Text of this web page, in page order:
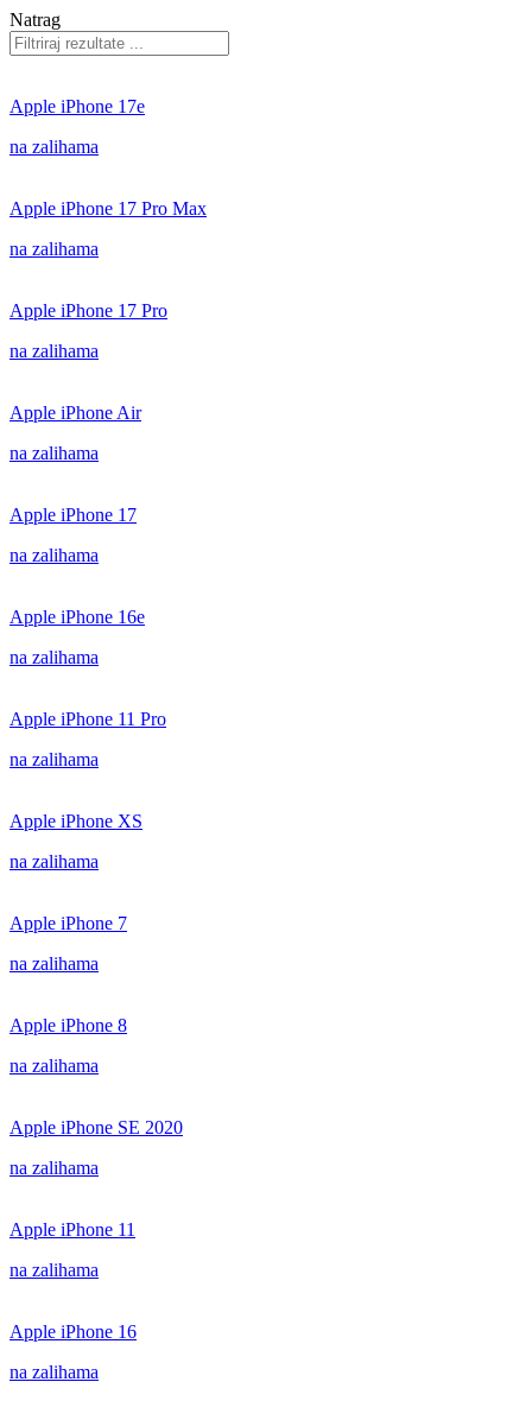
Natrag
Apple iPhone 17e
na zalihama
Apple iPhone 17 Pro Max
na zalihama
Apple iPhone 17 Pro
na zalihama
Apple iPhone Air
na zalihama
Apple iPhone 17
na zalihama
Apple iPhone 16e
na zalihama
Apple iPhone 11 Pro
na zalihama
Apple iPhone XS
na zalihama
Apple iPhone 7
na zalihama
Apple iPhone 8
na zalihama
Apple iPhone SE 2020
na zalihama
Apple iPhone 11
na zalihama
Apple iPhone 16
na zalihama